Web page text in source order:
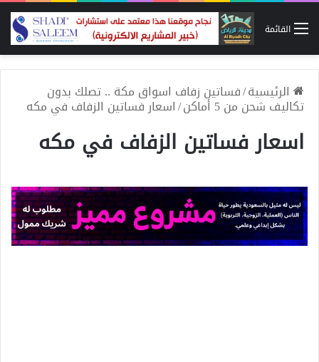
القائمة
الرئيسية/فساتين زفاف اسواق مكة .. تصلك بدون
تكاليف شحن من 5 أماكن /اسعار فساتين الزفاف في مكه
اسعار فساتين الزفاف في مكه